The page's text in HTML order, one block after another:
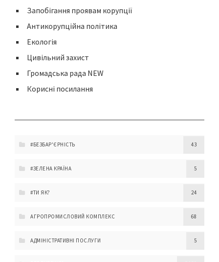
Запобігання проявам корупції
Антикорупційна політика
Екологія
Цивільний захист
Громадська рада NEW
Корисні посилання
#БЕЗБАР'ЄРНІСТЬ 43
#ЗЕЛЕНА КРАЇНА 5
#ТИ ЯК? 24
АГРОПРОМИСЛОВИЙ КОМПЛЕКС 68
АДМІНІСТРАТИВНІ ПОСЛУГИ 5